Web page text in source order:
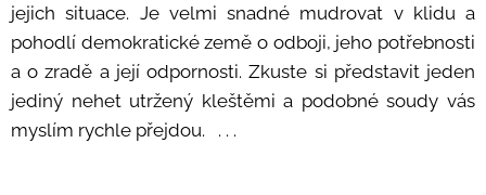
jejich situace. Je velmi snadné mudrovat v klidu a
pohodlí demokratické země o odboji, jeho potřebnosti
a o zradě a její odpornosti. Zkuste si představit jeden
jediný nehet utržený kleštěmi a podobné soudy vás
myslím rychle přejdou. . . .